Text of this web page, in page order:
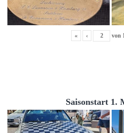
« ‹ von
Saisonstart 1.